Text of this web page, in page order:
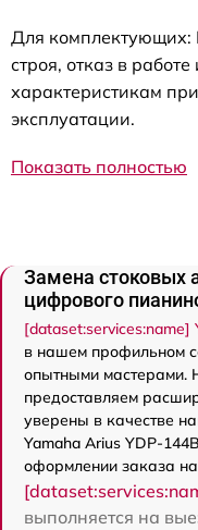
Для
строя, отказ в
характеристикам
эксплуатации.
Показать полностью
Замена стоковых
цифрового
[dataset:services:name]
в нашем профильном
опытными мастерами.
предоставляем
уверены в качестве
Yamaha Arius YDP-
оформлении заказа
выполняется на